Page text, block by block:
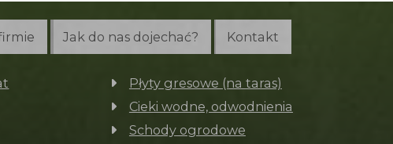
Jak do nas dojechać? Kontakt
Płyty gresowe (na taras)
Cieki wodne, odwodnienia
Schody ogrodowe